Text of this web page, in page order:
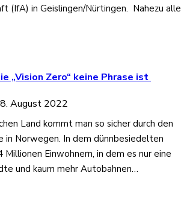
(IfA) in Geislingen/Nürtingen. Nahezu alle
„Vision Zero“ keine Phrase ist
8. August 2022
Land kommt man so sicher durch den
in Norwegen. In dem dünnbesiedelten
Millionen Einwohnern, in dem es nur eine
und kaum mehr Autobahnen…